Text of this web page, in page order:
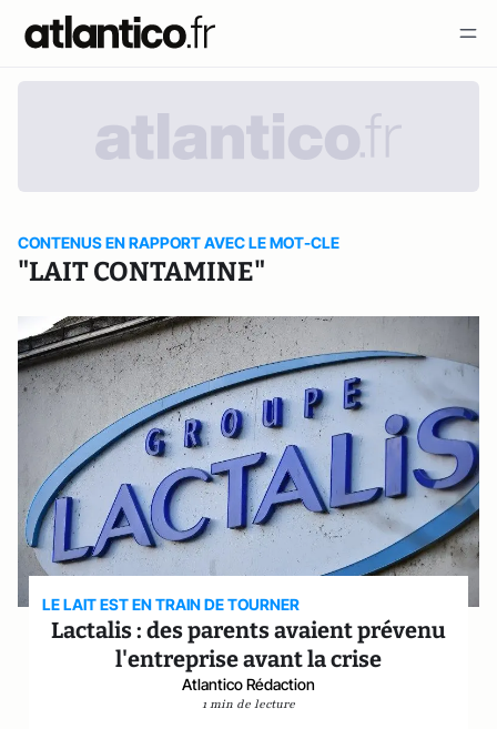
CONTENUS EN RAPPORT AVEC LE MOT-CLE
"LAIT CONTAMINE"
LE LAIT EST EN TRAIN DE TOURNER
Lactalis : des parents avaient prévenu
l'entreprise avant la crise
Atlantico Rédaction
1 min de lecture